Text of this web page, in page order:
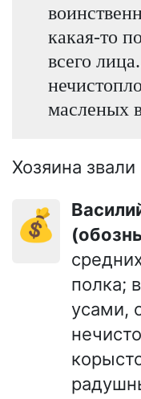
какая-то
всего
масленых
Хозяина
💰
Василий Михайлович
полка;
усами,